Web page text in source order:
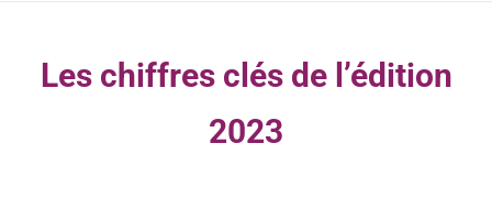
Les chiffres clés de l’édition
2023